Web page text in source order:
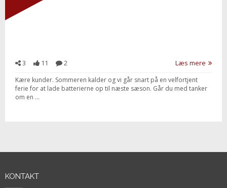
3 11 2 Læs mere
Kære kunder. Sommeren kalder og vi går snart på en velfortjent
ferie for at lade batterierne op til næste sæson. Går du med tanker
om en ...
KONTAKT